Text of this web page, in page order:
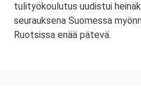
tulityökoulutus uudistui
seurauksena Suomessa
Ruotsissa enää pätevä.